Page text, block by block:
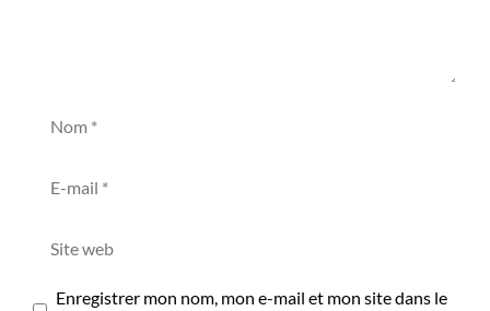
mail
web
Enregistrer mon nom, mon e-mail et mon site dans le